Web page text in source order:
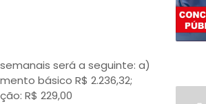
será a seguinte: a)
básico R$ 2.236,32;
R$ 229,00